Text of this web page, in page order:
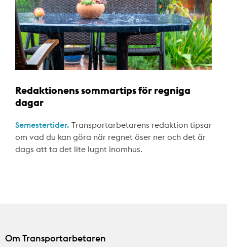
Redaktionens sommartips för regniga
dagar
Semestertider. Transportarbetarens redaktion tipsar
om vad du kan göra när regnet öser ner och det är
dags att ta det lite lugnt inomhus.
Om Transportarbetaren